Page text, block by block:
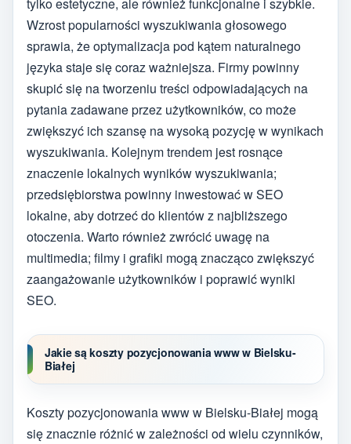
Wzrost popularności wyszukiwania głosowego
sprawia, że optymalizacja pod kątem naturalnego
języka staje się coraz ważniejsza. Firmy powinny
skupić się na tworzeniu treści odpowiadających na
pytania zadawane przez użytkowników, co może
zwiększyć ich szansę na wysoką pozycję w wynikach
wyszukiwania. Kolejnym trendem jest rosnące
znaczenie lokalnych wyników wyszukiwania;
przedsiębiorstwa powinny inwestować w SEO
lokalne, aby dotrzeć do klientów z najbliższego
otoczenia. Warto również zwrócić uwagę na
multimedia; filmy i grafiki mogą znacząco zwiększyć
zaangażowanie użytkowników i poprawić wyniki
SEO.
Jakie są koszty pozycjonowania www w Bielsku-
Białej
Koszty pozycjonowania www w Bielsku-Białej mogą
się znacznie różnić w zależności od wielu czynników,